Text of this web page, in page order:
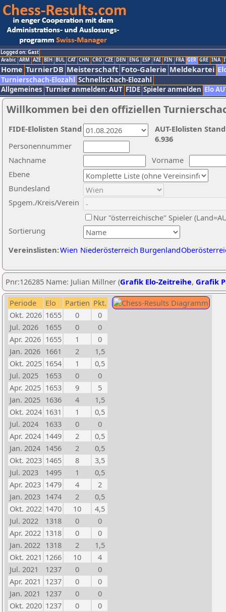
Logged on: Gast
Arabic ARM AZE BIH BUL CAT CHN CRO CZE DEN ENG ESP FAI FIN FRA GER GRE INA
Home TurnierDB Meisterschaft Foto-Galerie Meldekartei
Turnierschach-Elozahl Schnellschach-Elozahl
Allgemeines Turnier anmelden: AUT FIDE Spieler anmelden Elo
Willkommen bei den offiziellen
Nachname
Vorname
Ebene
Sortierung
Personennummer
Bundesland
Spgem./Kreis/Verein
Nur "österreichische" Spieler
Vereinslisten:Wien Niederösterreich Burgenland
AUT-Elolisten
6.936
FIDE-Elolisten Stand
Pnr:126285 Name: Julian Millner (Grafik Elo-Zeitreihe, Grafik
Periode Elo Partien Pkt.
Okt. 2026 1655 0
0
Jul. 2026
1655 0
0
Apr. 2026 1655 1
0
Jan. 2026 1661 2
1,5
Okt. 2025 1654 1
0,5
Jul. 2025
1653 0
0
Apr. 2025 1653 9
5
Jan. 2025 1636 4
1,5
Okt. 2024 1631 1
0,5
Jul. 2024
1633 0
0
Apr. 2024 1449 2
0,5
Jan. 2024 1456 2
0,5
Okt. 2023 1465 8
3,5
Jul. 2023
1495 1
0,5
Apr. 2023 1479 4
2
Jan. 2023 1474 2
0,5
Okt. 2022 1470 10
4,5
Jul. 2022
1318 0
0
Apr. 2022 1318 0
0
Jan. 2022 1318 2
1,5
Okt. 2021 1266 10
4
Jul. 2021
1237 0
0
Apr. 2021 1237 0
0
Jan. 2021
1237 0
0
Okt. 2020 1237 0
0